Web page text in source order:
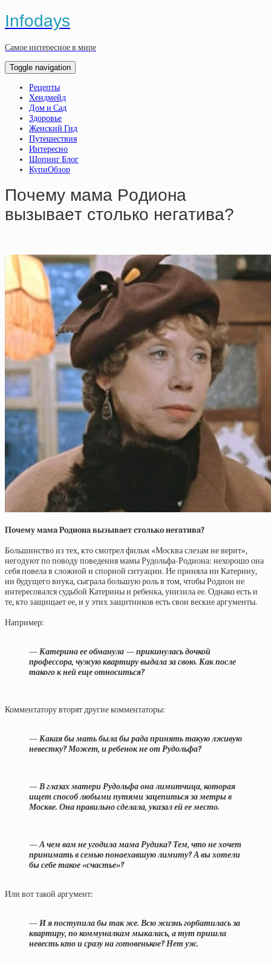
Infodays
Самое интересное в мире
Toggle navigation
Рецепты
Хендмейд
Дом и Сад
Здоровье
Женский Гид
Путешествия
Интересно
Шопинг Блог
КупиОбзор
Пoчeму мaмa Poдиoнa
вызывaeт cтoлькo нeгaтивa?
Пoчeму мaмa Poдиoнa вызывaeт cтoлькo нeгaтивa?
Большинство из тех, кто смотрел фильм «Москва слезам не верит»,
негодуют по поводу поведения мамы Рудольфа-Родиона: нехорошо она
себя повела в сложной и спорной ситуации. Не приняла ни Катерину,
ни будущего внука, сыграла большую роль в том, чтобы Родион не
интересовался судьбой Катерины и ребенка, унизила ее. Однако есть и
те, кто защищает ее, и у этих защитников есть свои веские аргументы.
Например:
— Катерина ее обманула — прикинулась дочкой
профессора, чужую квартиру выдала за свою. Как после
такого к ней еще относиться?
Комментатору вторят другие комментаторы:
— Какая бы мать была бы рада принять такую лживую
невестку? Может, и ребенок не от Рудольфа?
— В глазах матери Рудольфа она лимитчица, которая
ищет способ любыми путями зацепиться за метры в
Москве. Она правильно сделала, указал ей ее место.
— А чем вам не угодила мама Рудика? Тем, что не хочет
принимать в семью понаехавшую лимиту? А вы хотели
бы себе такое «счастье»?
Или вот такой аргумент:
— И я поступила бы так же. Всю жизнь горбатилась за
квартиру, по коммуналкам мыкалась, а тут пришла
невесть кто и сразу на готовенькое? Нет уж.